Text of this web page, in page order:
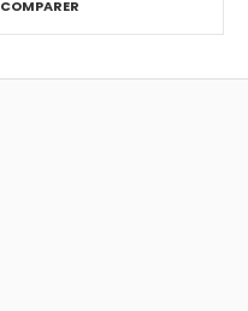
COMPARER